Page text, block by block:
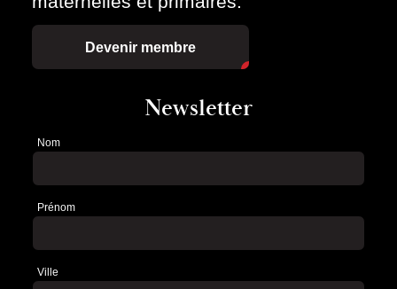
Devenir membre
Newsletter
Newsletter
Nom
Prénom
Ville